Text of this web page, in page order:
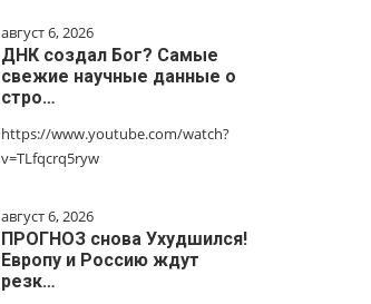
август 6, 2026
ДНК создал Бог? Самые
свежие научные данные о
стро…
https://www.youtube.com/watch?
v=TLfqcrq5ryw
август 6, 2026
ПРОГНОЗ снова Ухудшился!
Европу и Россию ждут
резк…